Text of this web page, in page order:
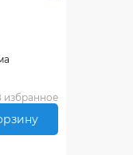
избранное